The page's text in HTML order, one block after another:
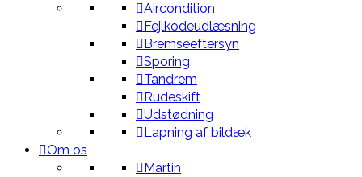
Aircondition
Fejlkodeudlæsning
Bremseeftersyn
Sporing
Tandrem
Rudeskift
Udstødning
Lapning af bildæk
Om os
Martin